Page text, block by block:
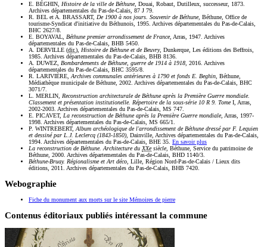
E. BÉGHIN, Histoire de la ville de Béthune, Douai, Robaut, Dutilleux, successeur, 1873.
Archives départementales du Pas-de-Calais, 87 J 79.
R. BEL et A. BRASSART, De 1900 à nos jours. Souvenir de Béthune, Béthune, Office de
tourisme-Syndicat d'initiative du Béthunois, 1995. Archives départementales du Pas-de-Calais,
BHC 2627/8.
E. BOYAVAL, Béthune premier arrondissement de France, Arras, 1947. Archives
départementales du Pas-de-Calais, BHB 5450.
A. DERVILLE (dir.), Histoire de Béthune et de Beuvry, Dunkerque, Les éditions des Beffrois,
1985. Archives départementales du Pas-de-Calais, BHB 8136.
A. DUWEZ, Bombardements de Béthune, guerre de 1914 à 1918 , 2016. Archives
départementales du Pas-de-Calais, BHC 3595/8.
R. LARIVIÈRE, Archives communales antérieures à 1790 et fonds E. Beghin , Béthune,
Médiathèque municipale de Béthune, 2002. Archives départementales du Pas-de-Calais, BHC
3071/7.
L. MERLIN, Reconstruction architecturale de Béthune après la Première Guerre mondiale.
Classement et présentation institutionelle. Répertoire de la sous-série 10 R 9. TomeI, Arras,
2002-2003. Archives départementales du Pas-de-Calais, MS 747.
E. PICAVET, La reconstruction de Béthune après la Première Guerre mondiale, Arras, 1997-
1998. Archives départementales du Pas-de-Calais, MS 665/1.
P. WINTREBERT, Album archéologique de l'arrondissement de Béthune dressé par F. Lequien
et dessiné par L.J. Leclercq (1843-1850) , Dainville, Archives départementales du Pas-de-Calais,
1994. Archives départementales du Pas-de-Calais, BHE 35. En savoir plus
La reconstruction de Béthune. Architecture du XXesiècle, Béthune, Service du patrimoine de
Béthune, 2000. Archives départementales du Pas-de-Calais, BHD 1140/3.
Béthune-Bruay. Régionalisme et Art déco , Lille, Région Nord-Pas-de-Calais / Lieux dits
éditions, 2011. Archives départementales du Pas-de-Calais, BHB 7420.
Webographie
Fiche du monument aux morts sur le site Mémoires de pierre
Contenus éditoriaux publiés intéressant la commune